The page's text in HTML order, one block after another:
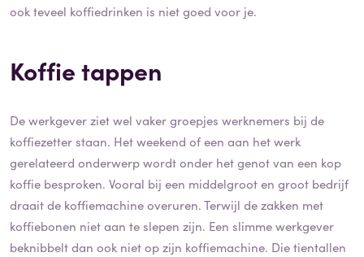
ook teveel koffiedrinken is niet goed voor je.
Koffie tappen
De werkgever ziet wel vaker groepjes werknemers bij de
koffiezetter staan. Het weekend of een aan het werk
gerelateerd onderwerp wordt onder het genot van een kop
koffie besproken. Vooral bij een middelgroot en groot bedrijf
draait de koffiemachine overuren. Terwijl de zakken met
koffiebonen niet aan te slepen zijn. Een slimme werkgever
beknibbelt dan ook niet op zijn koffiemachine. Die tientallen